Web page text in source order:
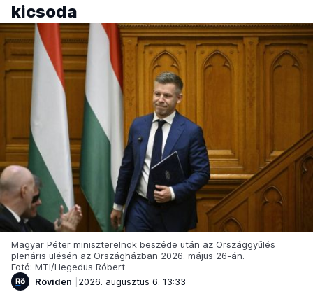
kicsoda
Magyar Péter miniszterelnök beszéde után az Országgyűlés
plenáris ülésén az Országházban 2026. május 26-án.
Fotó: MTI/Hegedüs Róbert
Röviden
2026. augusztus 6. 13:33